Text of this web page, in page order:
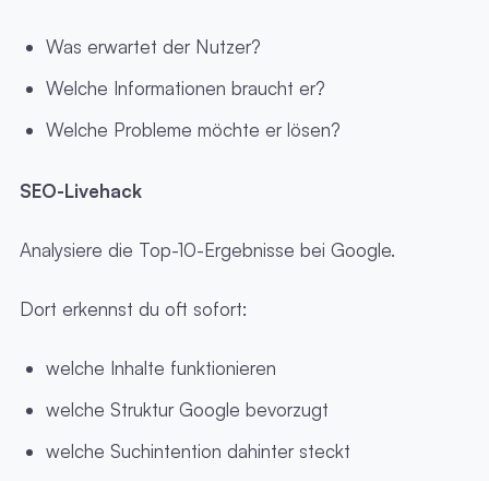
Was erwartet der Nutzer?
Welche Informationen braucht er?
Welche Probleme möchte er lösen?
SEO-Livehack
Analysiere die Top-10-Ergebnisse bei Google.
Dort erkennst du oft sofort:
welche Inhalte funktionieren
welche Struktur Google bevorzugt
welche Suchintention dahinter steckt